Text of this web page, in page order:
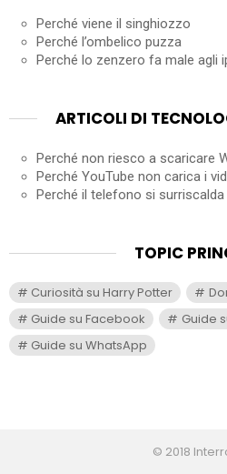
Perché viene il singhiozzo
Perché l’ombelico puzza
Perché lo zenzero fa male agli
ARTICOLI DI
Perché non riesco a scaricare
Perché YouTube non carica i
Perché il telefono si surriscalda
TOPIC
Curiosità su Harry Potter
Guide su Facebook
Guide
Guide su WhatsApp
© 2018